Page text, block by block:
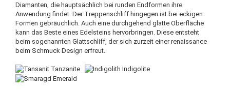
Diamanten, die hauptsächlich bei runden Endformen ihre
Anwendung findet. Der Treppenschliff hingegen ist bei eckigen
Formen gebräuchlich. Auch eine durchgehend glatte Oberfläche
kann das Beste eines Edelsteins hervorbringen. Diese entsteht
beim sogenannten Glattschliff, der sich zurzeit einer renaissance
beim Schmuck Design erfreut.